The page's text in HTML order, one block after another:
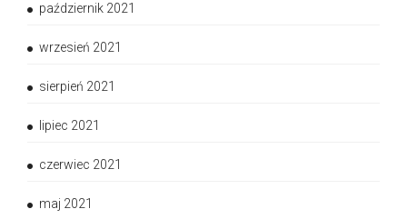
październik 2021
wrzesień 2021
sierpień 2021
lipiec 2021
czerwiec 2021
maj 2021